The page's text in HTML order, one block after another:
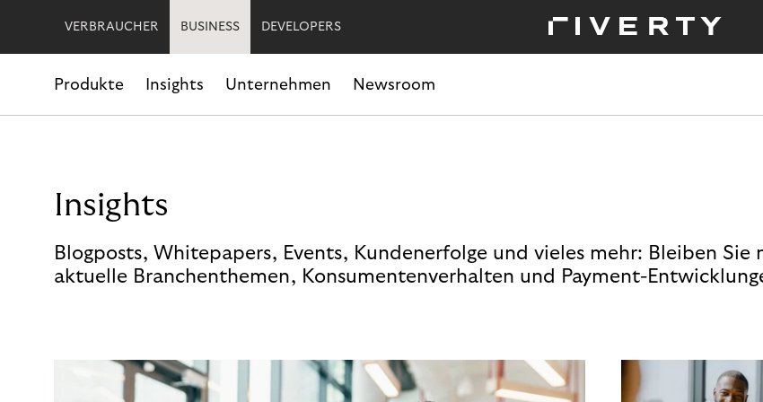
VERBRAUCHER BUSINESS DEVELOPERS
Produkte Insights Unternehmen Newsroom
Insights
Blogposts, Whitepapers, Events, Kundenerfolge und vieles mehr: Bleiben
aktuelle Branchenthemen, Konsumentenverhalten und Payment-